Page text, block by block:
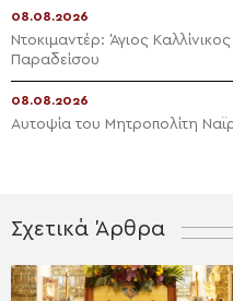
08.08.2026
Ντοκιμαντέρ: Άγιος
Παραδείσου
08.08.2026
Αυτοψία του Μητροπολίτη
Σχετικά Άρθρα